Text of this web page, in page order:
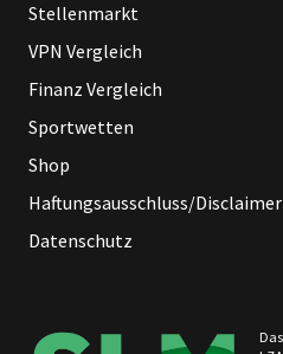
Stellenmarkt
VPN Vergleich
Finanz Vergleich
Sportwetten
Shop
Haftungsausschluss/Disclaimer
Datenschutz